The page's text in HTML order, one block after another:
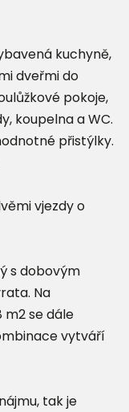
kuchyně,
dveřmi do
pokoje,
koupelna a WC.
přistýlky.
vjezdy o
s dobovým
Na
m2 se dále
vytváří
tak je